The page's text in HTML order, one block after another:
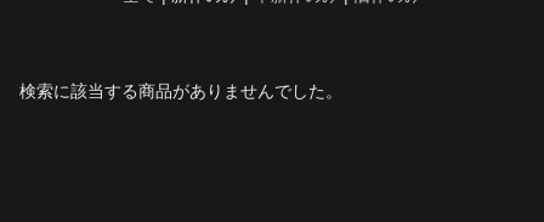
検索に該当する商品がありませんでした。